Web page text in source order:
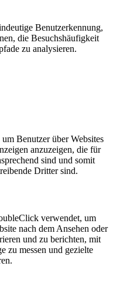
Benutzerkennung,
die Besuchshäufigkeit
zu analysieren.
Benutzer über Websites
anzuzeigen, die für
sind und somit
Dritter sind.
verwendet, um
nach dem Ansehen oder
und zu berichten, mit
zu messen und gezielte